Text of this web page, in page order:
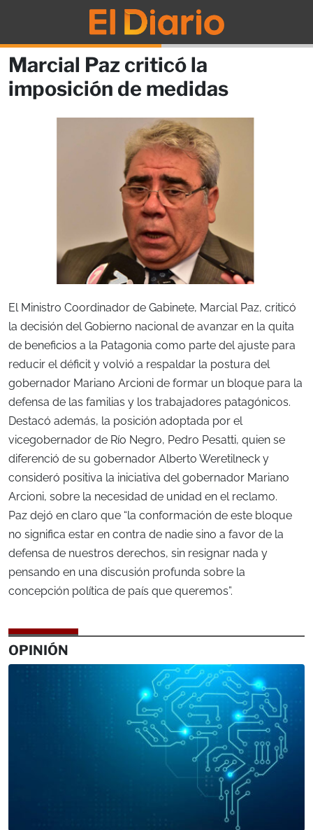
Marcial Paz criticó la
imposición de medidas
El Ministro Coordinador de Gabinete, Marcial Paz, criticó
la decisión del Gobierno nacional de avanzar en la quita
de beneficios a la Patagonia como parte del ajuste para
reducir el déficit y volvió a respaldar la postura del
gobernador Mariano Arcioni de formar un bloque para la
defensa de las familias y los trabajadores patagónicos.
Destacó además, la posición adoptada por el
vicegobernador de Río Negro, Pedro Pesatti, quien se
diferenció de su gobernador Alberto Weretilneck y
consideró positiva la iniciativa del gobernador Mariano
Arcioni, sobre la necesidad de unidad en el reclamo.
Paz dejó en claro que “la conformación de este bloque
no significa estar en contra de nadie sino a favor de la
defensa de nuestros derechos, sin resignar nada y
pensando en una discusión profunda sobre la
concepción política de país que queremos”.
OPINIÓN